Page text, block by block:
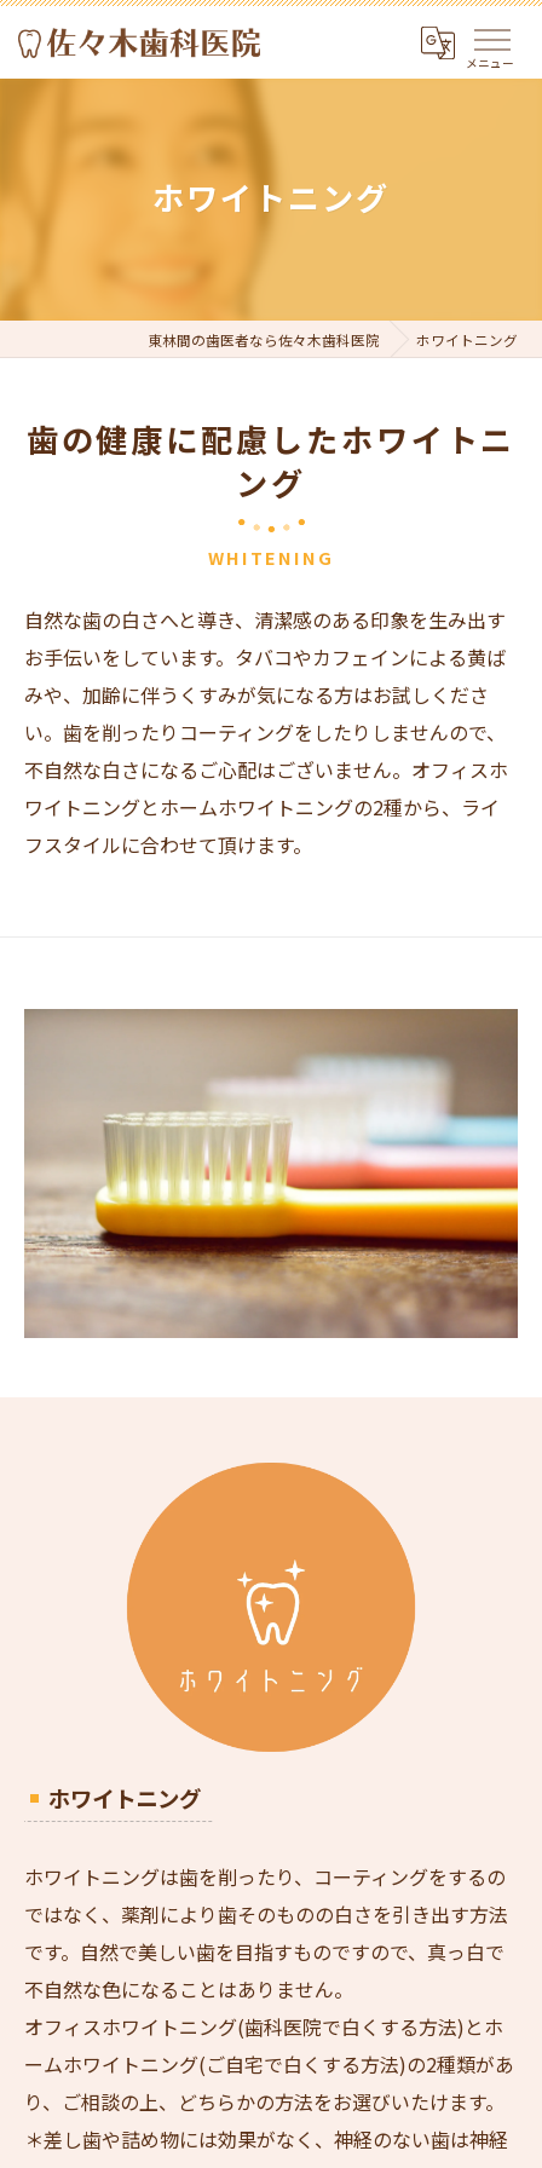
ホワイトニング
東林間の歯医者なら佐々木歯科医院 ホワイトニング
WHITENING
歯の健康に配慮したホワイトニ
ング
自然な歯の白さへと導き、清潔感のある印象を生み出す
お手伝いをしています。タバコやカフェインによる黄ば
みや、加齢に伴うくすみが気になる方はお試しくださ
い。歯を削ったりコーティングをしたりしませんので、
不自然な白さになるご心配はございません。オフィスホ
ワイトニングとホームホワイトニングの2種から、ライ
フスタイルに合わせて頂けます。
ホワイトニング
ホワイトニングは歯を削ったり、コーティングをするの
ではなく、薬剤により歯そのものの白さを引き出す方法
です。自然で美しい歯を目指すものですので、真っ白で
不自然な色になることはありません。
オフィスホワイトニング(歯科医院で白くする方法)とホ
ームホワイトニング(ご自宅で白くする方法)の2種類があ
り、ご相談の上、どちらかの方法をお選びいたけます。
＊差し歯や詰め物には効果がなく、神経のない歯は神経